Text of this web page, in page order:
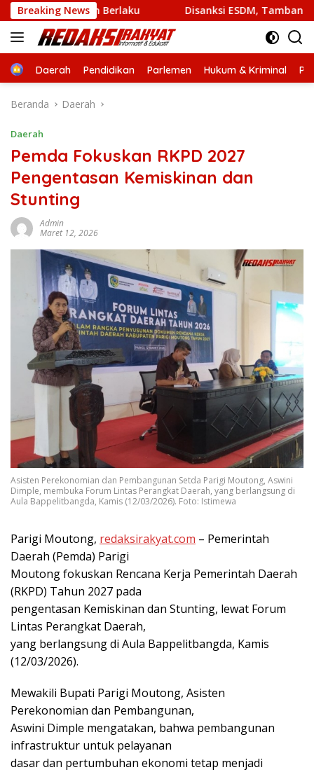
Langsung
ke
konten
Breaking News
BBN Masih Berlaku Disanksi ESDM, Tambang Sirtu
HomeDaerah Pendidikan Parlemen Hukum & Kriminal
Beranda Daerah
Daerah
Pemda Fokuskan RKPD 2027
Pengentasan Kemiskinan dan
Stunting
Admin
Maret 12, 2026
Asisten Perekonomian dan Pembangunan Setda Parigi Moutong, Aswini
Dimple, membuka Forum Lintas Perangkat Daerah, yang berlangsung di
Aula Bappelitbangda, Kamis (12/03/2026). Foto: Istimewa
Parigi Moutong, redaksirakyat.com – Pemerintah
Daerah (Pemda) Parigi
Moutong fokuskan Rencana Kerja Pemerintah Daerah
(RKPD) Tahun 2027 pada
pengentasan Kemiskinan dan Stunting, lewat Forum
Lintas Perangkat Daerah,
yang berlangsung di Aula Bappelitbangda, Kamis
(12/03/2026).
Mewakili Bupati Parigi Moutong, Asisten
Perekonomian dan Pembangunan,
Aswini Dimple mengatakan, bahwa pembangunan
infrastruktur untuk pelayanan
dasar dan pertumbuhan ekonomi tetap menjadi